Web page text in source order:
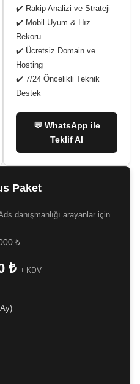
✔️ Rakip Analizi ve Strateji
✔️ Mobil Uyum & Hız
Rekoru
✔️ Ücretsiz Domain ve
Hosting
✔️ 7/24 Öncelikli Teknik
Destek
💬 WhatsApp ile
Teklif Al
Paket
danışmanlığı arayanlar için.
₺
₺ + KDV